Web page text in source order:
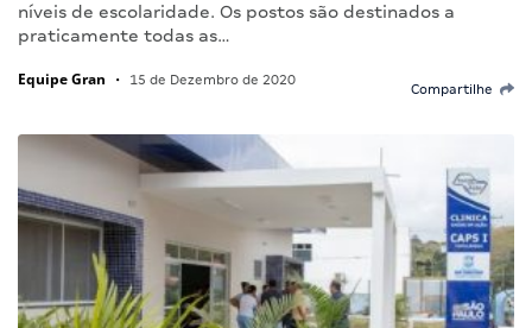
níveis de escolaridade. Os postos são destinados a
praticamente todas as…
Equipe Gran • 15 de Dezembro de 2020
Compartilhe